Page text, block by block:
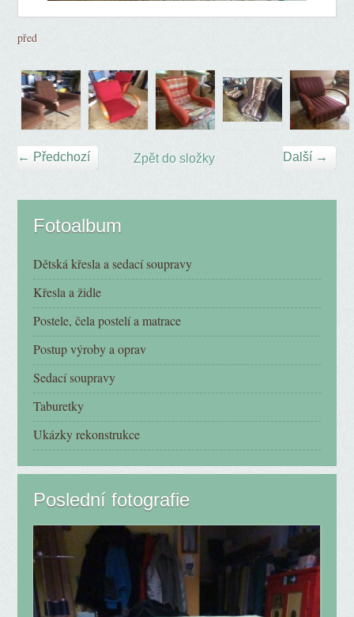
před
← Předchozí Další →
Zpět do složky
Fotoalbum
Dětská křesla a sedací soupravy
Křesla a židle
Postele, čela postelí a matrace
Postup výroby a oprav
Sedací soupravy
Taburetky
Ukázky rekonstrukce
Poslední fotografie